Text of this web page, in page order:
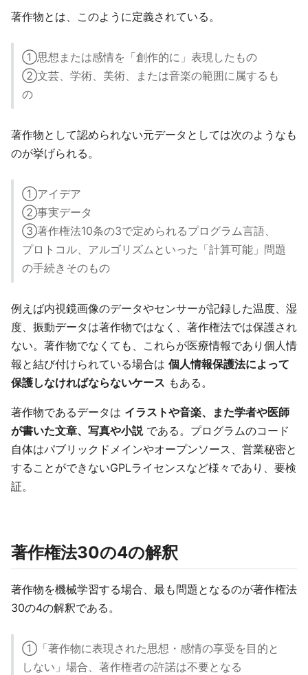
著作物とは、このように定義されている。
①思想または感情を「創作的に」表現したもの
②文芸、学術、美術、または音楽の範囲に属するも
の
著作物として認められない元データとしては次のようなも
のが挙げられる。
①アイデア
②事実データ
③著作権法10条の3で定められるプログラム言語、
プロトコル、アルゴリズムといった「計算可能」問題
の手続きそのもの
例えば内視鏡画像のデータやセンサーが記録した温度、湿
度、振動データは著作物ではなく、著作権法では保護され
ない。著作物でなくても、これらが医療情報であり個人情
報と結び付けられている場合は 個人情報保護法によって
保護しなければならないケース もある。
著作物であるデータは イラストや音楽、また学者や医師
が書いた文章、写真や小説である。プログラムのコード
自体はパブリックドメインやオープンソース、営業秘密と
することができないGPLライセンスなど様々であり、要検
証。
著作権法30の4の解釈
著作物を機械学習する場合、最も問題となるのが著作権法
30の4の解釈である。
①「著作物に表現された思想・感情の享受を目的と
しない」場合、著作権者の許諾は不要となる